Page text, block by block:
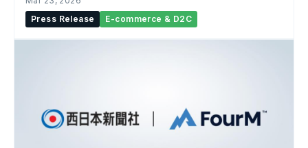
Press Release
E-commerce & D2C